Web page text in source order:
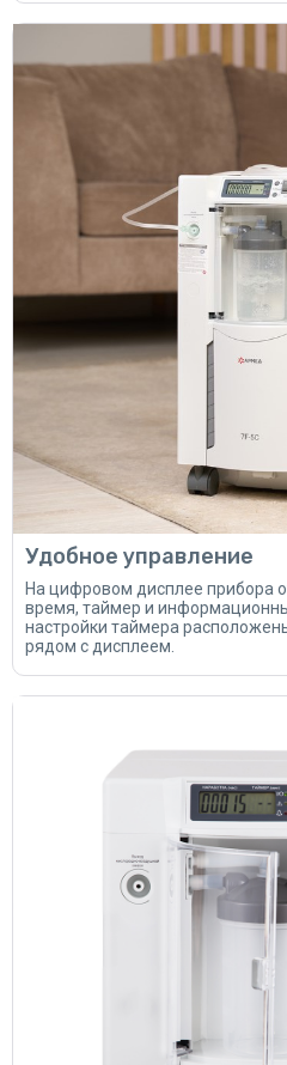
Удобное управление
На цифровом дисплее прибора
время, таймер и
настройки таймера
рядом с дисплеем.